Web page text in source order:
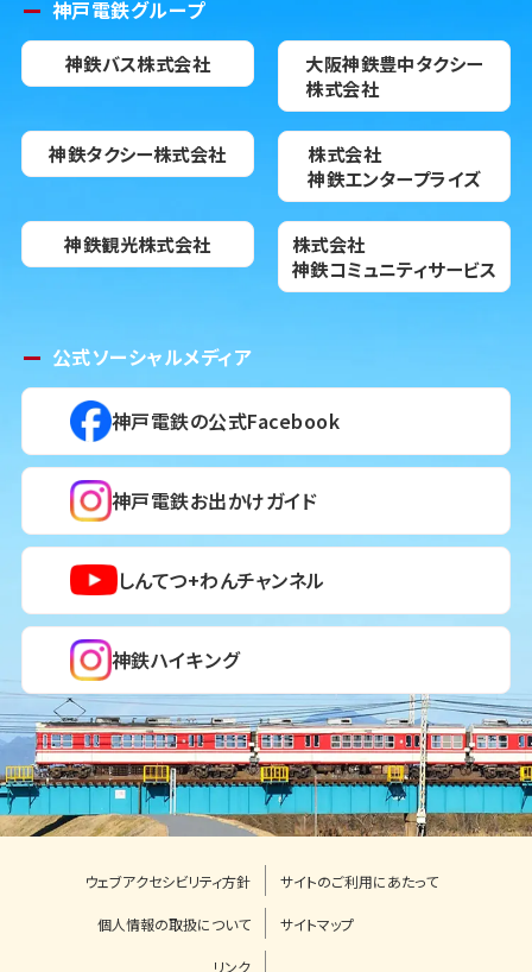
神戸電鉄グループ
神鉄バス株式会社
大阪神鉄豊中タクシー
株式会社
神鉄タクシー株式会社
株式会社
神鉄エンタープライズ
神鉄観光株式会社
株式会社
神鉄コミュニティサービス
公式ソーシャルメディア
神戸電鉄の公式Facebook
神戸電鉄お出かけガイド
しんてつ+わんチャンネル
神鉄ハイキング
ウェブアクセシビリティ方針 サイトのご利用にあたって
個人情報の取扱について サイトマップ
リンク